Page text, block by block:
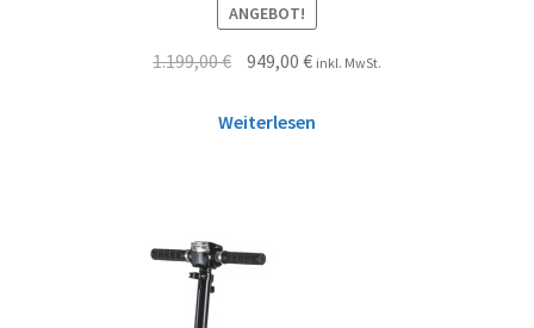
ANGEBOT!
1.199,00€ 949,00 € inkl. MwSt.
Weiterlesen